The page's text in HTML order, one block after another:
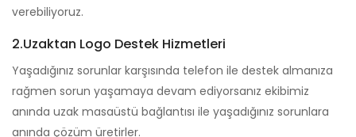
verebiliyoruz.
2.Uzaktan Logo Destek Hizmetleri
Yaşadığınız sorunlar karşısında telefon ile destek almanıza
rağmen sorun yaşamaya devam ediyorsanız ekibimiz
anında uzak masaüstü bağlantısı ile yaşadığınız sorunlara
anında çözüm üretirler.